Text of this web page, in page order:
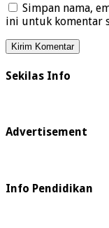
Simpan nama,
ini untuk komentar
Sekilas Info
Advertisement
Info Pendidikan